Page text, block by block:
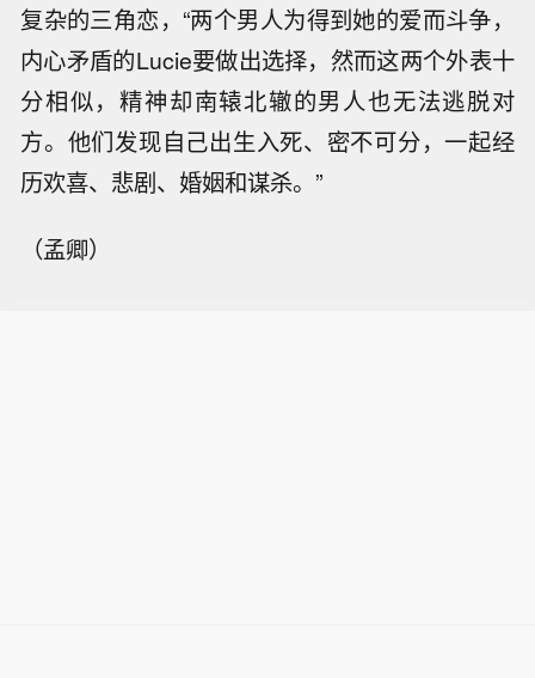
复杂的三角恋，“两个男人为得到她的爱而斗争，
内心矛盾的Lucie要做出选择，然而这两个外表十
分相似，精神却南辕北辙的男人也无法逃脱对
方。他们发现自己出生入死、密不可分，一起经
历欢喜、悲剧、婚姻和谋杀。”
（孟卿）